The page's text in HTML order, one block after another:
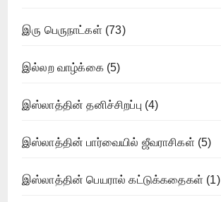
இரு பெருநாட்கள் (73)
இல்லற வாழ்க்கை(5)
இஸ்லாத்தின் தனிச்சிறப்பு (4)
இஸ்லாத்தின் பார்வையில் ஜீவராசிகள் (5)
இஸ்லாத்தின் பெயரால் கட்டுக்கதைகள் (1)